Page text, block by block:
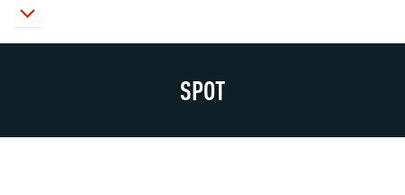
SPOT